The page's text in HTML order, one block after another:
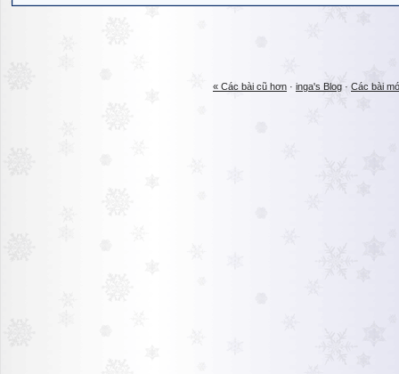
« Các bài cũ hơn · inga's Blog · Các bài